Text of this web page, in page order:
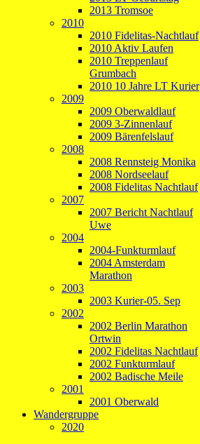
2013 Tromsoe
2010
2010 Fidelitas-Nachtlauf
2010 Aktiv Laufen
2010 Treppenlauf
Grumbach
2010 10 Jahre LT Kurier
2009
2009 Oberwaldlauf
2009 3-Zinnenlauf
2009 Bärenfelslauf
2008
2008 Rennsteig Monika
2008 Nordseelauf
2008 Fidelitas Nachtlauf
2007
2007 Bericht Nachtlauf
Uwe
2004
2004-Funkturmlauf
2004 Amsterdam
Marathon
2003
2003 Kurier-05. Sep
2002
2002 Berlin Marathon
Ortwin
2002 Fidelitas Nachtlauf
2002 Funkturmlauf
2002 Badische Meile
2001
2001 Oberwald
Wandergruppe
2020